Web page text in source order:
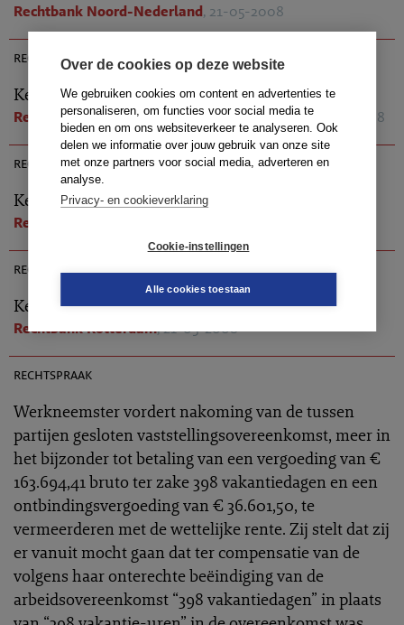
Over de cookies op deze website
We gebruiken cookies om content en advertenties te
personaliseren, om functies voor social media te
bieden en om ons websiteverkeer te analyseren. Ook
delen we informatie over jouw gebruik van onze site
met onze partners voor social media, adverteren en
analyse.
Privacy- en cookieverklaring
Cookie-instellingen
Alle cookies toestaan
Rechtbank Noord-Nederland, 21-05-2008
rechtspraak
AR 2008-0531
Kern
Rechtbank Den Haag(Locatie 's-Gravenhage), 21-05-2008
rechtspraak
AR 2008-0370
Kern
Rechtbank Gelderland
rechtspraak
Kern
Rechtbank Rotterdam, 21-05-2008
rechtspraak
Werkneemster vordert nakoming van de tussen
partijen gesloten vaststellingsovereenkomst, meer in
het bijzonder tot betaling van een vergoeding van €
163.694,41 bruto ter zake 398 vakantiedagen en een
ontbindingsvergoeding van € 36.601,50, te
vermeerderen met de wettelijke rente. Zij stelt dat zij
er vanuit mocht gaan dat ter compensatie van de
volgens haar onterechte beëindiging van de
arbeidsovereenkomst “398 vakantiedagen” in plaats